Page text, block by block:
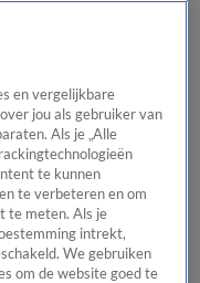
van Hart
Tip de
en vergelijkbare
jou als gebruiker van
Als je „Alle
te kunnen
te verbeteren en om
te meten. Als je
intrekt,
We gebruiken
om de website goed te